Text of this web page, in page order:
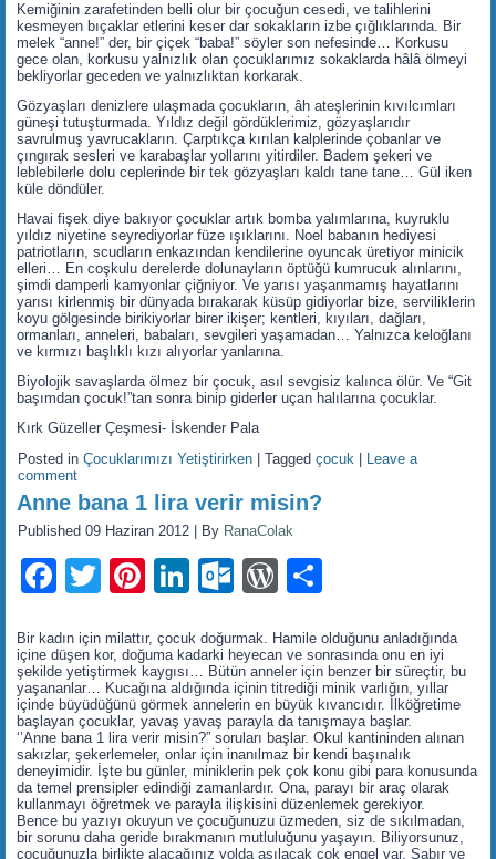
Kemiğinin zarafetinden belli olur bir çocuğun cesedi, ve talihlerini
kesmeyen bıçaklar etlerini keser dar sokakların izbe çığlıklarında. Bir
melek “anne!” der, bir çiçek “baba!” söyler son nefesinde… Korkusu
gece olan, korkusu yalnızlık olan çocuklarımız sokaklarda hâlâ ölmeyi
bekliyorlar geceden ve yalnızlıktan korkarak.
Gözyaşları denizlere ulaşmada çocukların, âh ateşlerinin kıvılcımları
güneşi tutuşturmada. Yıldız değil gördüklerimiz, gözyaşlarıdır
savrulmuş yavrucakların. Çarptıkça kırılan kalplerinde çobanlar ve
çıngırak sesleri ve karabaşlar yollarını yitirdiler. Badem şekeri ve
leblebilerle dolu ceplerinde bir tek gözyaşları kaldı tane tane… Gül iken
küle döndüler.
Havai fişek diye bakıyor çocuklar artık bomba yalımlarına, kuyruklu
yıldız niyetine seyrediyorlar füze ışıklarını. Noel babanın hediyesi
patriotların, scudların enkazından kendilerine oyuncak üretiyor minicik
elleri… En coşkulu derelerde dolunayların öptüğü kumrucuk alınlarını,
şimdi damperli kamyonlar çiğniyor. Ve yarısı yaşanmamış hayatlarını
yarısı kirlenmiş bir dünyada bırakarak küsüp gidiyorlar bize, serviliklerin
koyu gölgesinde birikiyorlar birer ikişer; kentleri, kıyıları, dağları,
ormanları, anneleri, babaları, sevgileri yaşamadan… Yalnızca keloğlanı
ve kırmızı başlıklı kızı alıyorlar yanlarına.
Biyolojik savaşlarda ölmez bir çocuk, asıl sevgisiz kalınca ölür. Ve “Git
başımdan çocuk!”tan sonra binip giderler uçan halılarına çocuklar.
Kırk Güzeller Çeşmesi- İskender Pala
Posted in Çocuklarımızı Yetiştirirken |Tagged çocuk
Leave a
comment
Anne bana 1 lira verir misin?
Published 09 Haziran 2012 By RanaColak
Facebook
TwitterPinterest
LinkedIn
Outlook.com
WordPress
Bir kadın için milattır, çocuk doğurmak. Hamile olduğunu anladığında
içine düşen kor, doğuma kadarki heyecan ve sonrasında onu en iyi
şekilde yetiştirmek kaygısı… Bütün anneler için benzer bir süreçtir, bu
yaşananlar… Kucağına aldığında içinin titrediği minik varlığın, yıllar
içinde büyüdüğünü görmek annelerin en büyük kıvancıdır. İlköğretime
başlayan çocuklar, yavaş yavaş parayla da tanışmaya başlar.
‘’Anne bana 1 lira verir misin?” soruları başlar. Okul kantininden alınan
sakızlar, şekerlemeler, onlar için inanılmaz bir kendi başınalık
deneyimidir. İşte bu günler, miniklerin pek çok konu gibi para konusunda
da temel prensipler edindiği zamanlardır. Ona, parayı bir araç olarak
kullanmayı öğretmek ve parayla ilişkisini düzenlemek gerekiyor.
Bence bu yazıyı okuyun ve çocuğunuzu üzmeden, siz de sıkılmadan,
bir sorunu daha geride bırakmanın mutluluğunu yaşayın. Biliyorsunuz,
çocuğunuzla birlikte alacağınız yolda aşılacak çok engel var. Sabır ve